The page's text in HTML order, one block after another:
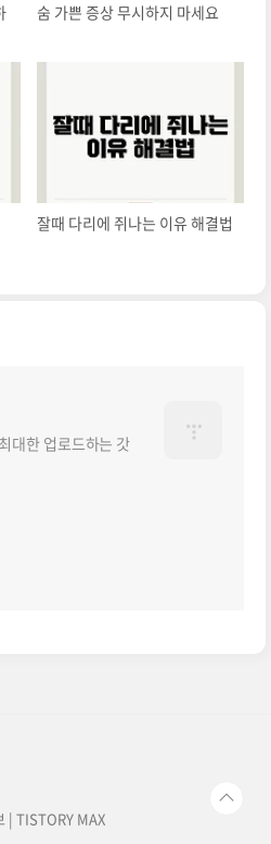
숨 가쁜 증상 무시하지 마세요
잘때 다리에 쥐나는 이유 해결법
대한 업로드하는 갓
| TISTORY MAX